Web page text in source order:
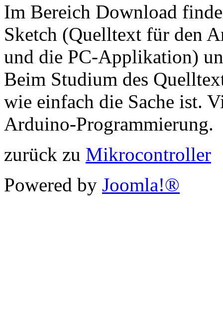
Im Bereich Download
Sketch (Quelltext für den
und die PC-Applikation)
Beim Studium des
wie einfach die Sache ist.
Arduino-Programmierung.
zurück zu Mikrocontroller
Powered by Joomla!®